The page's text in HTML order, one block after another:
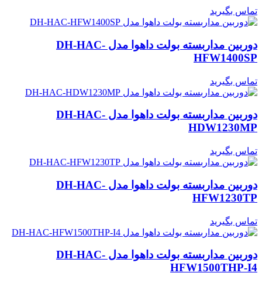
تماس بگیرید
دوربین مداربسته بولت داهوا مدل DH-HAC-
HFW1400SP
تماس بگیرید
دوربین مداربسته بولت داهوا مدل DH-HAC-
HDW1230MP
تماس بگیرید
دوربین مداربسته بولت داهوا مدل DH-HAC-
HFW1230TP
تماس بگیرید
دوربین مداربسته بولت داهوا مدل DH-HAC-
HFW1500THP-I4